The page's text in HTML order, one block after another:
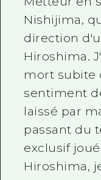
Nishijima,
direction
Hiroshima.
mort subite
sentiment
laissé par
passant du
exclusif
Hiroshima,